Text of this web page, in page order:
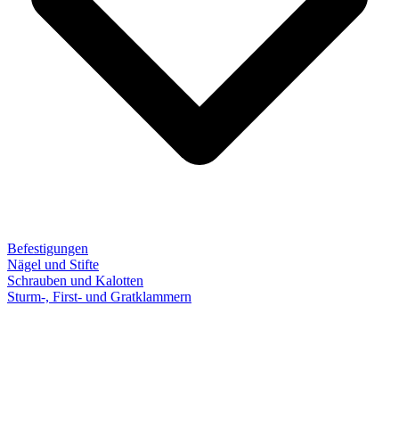
Befestigungen
Nägel und Stifte
Schrauben und Kalotten
Sturm-, First- und Gratklammern